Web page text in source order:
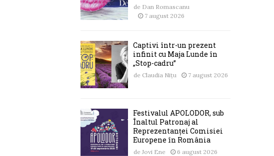
de Dan Romascanu
7 august 2026
Captivi într-un prezent
infinit cu Maja Lunde în
„Stop-cadru”
de Claudia Nițu 7 august 2026
Festivalul APOLODOR, sub
Înaltul Patronaj al
Reprezentanței Comisiei
Europene în România
de Jovi Ene 6 august 2026